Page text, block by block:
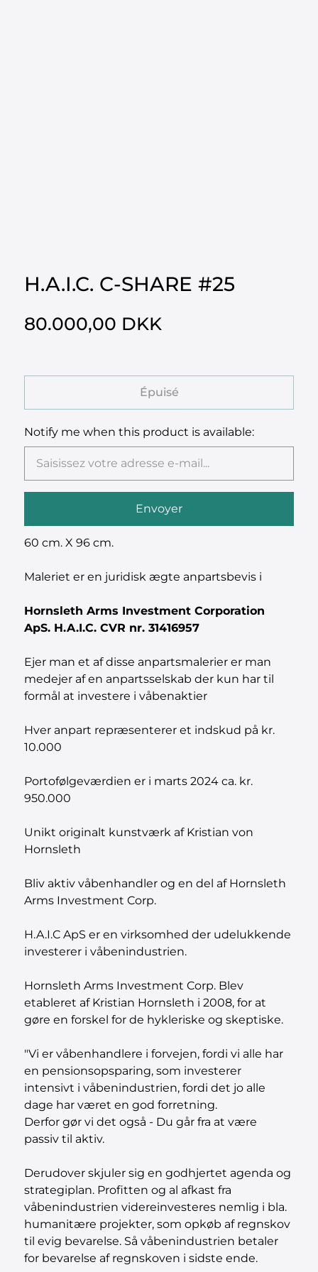
H.A.I.C. C-SHARE #25
80.000,00 DKK
Épuisé
Notify me when this product is available:
60 cm. X 96 cm.
Maleriet er en juridisk ægte anpartsbevis i
Hornsleth Arms Investment Corporation
ApS. H.A.I.C. CVR nr. 31416957
Ejer man et af disse anpartsmalerier er man
medejer af en anpartsselskab der kun har til
formål at investere i våbenaktier
Hver anpart repræsenterer et indskud på kr.
10.000
Portofølgeværdien er i marts 2024 ca. kr.
950.000
Unikt originalt kunstværk af Kristian von
Hornsleth
Bliv aktiv våbenhandler og en del af Hornsleth
Arms Investment Corp.
H.A.I.C ApS er en virksomhed der udelukkende
investerer i våbenindustrien.
Hornsleth Arms Investment Corp. Blev
etableret af Kristian Hornsleth i 2008, for at
gøre en forskel for de hykleriske og skeptiske.
"Vi er våbenhandlere i forvejen, fordi vi alle har
en pensionsopsparing, som investerer
intensivt i våbenindustrien, fordi det jo alle
dage har været en god forretning.
Derfor gør vi det også - Du går fra at være
passiv til aktiv.
Derudover skjuler sig en godhjertet agenda og
strategiplan. Profitten og al afkast fra
våbenindustrien videreinvesteres nemlig i bla.
humanitære projekter, som opkøb af regnskov
til evig bevarelse. Så våbenindustrien betaler
for bevarelse af regnskoven i sidste ende.